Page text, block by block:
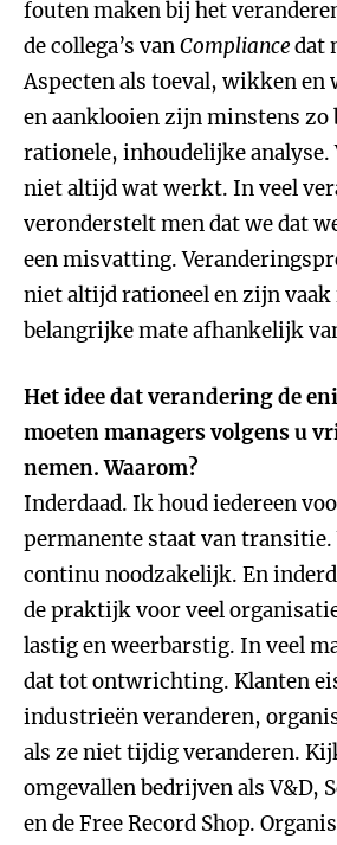
fouten maken bij het
de collega’s vanCompliancedat
Aspecten als toeval, wikken en
en aanklooien zijn minstens zo
rationele, inhoudelijke analyse.
niet altijd wat werkt. In veel
veronderstelt men dat we dat
een misvatting.
niet altijd rationeel en zijn vaak
belangrijke mate afhankelijk
Het idee dat verandering de
moeten managers volgens u
nemen. Waarom?
Inderdaad. Ik houd iedereen
permanente staat van transitie.
continu noodzakelijk. En
de praktijk voor veel
lastig en weerbarstig. In veel
dat tot ontwrichting. Klanten
industrieën veranderen,
als ze niet tijdig veranderen.
omgevallen bedrijven als V&D,
en de Free Record Shop.